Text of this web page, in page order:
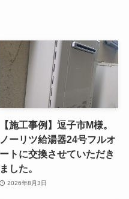
【施工事例】逗子市M様。
ノーリツ給湯器24号フルオ
ートに交換させていただき
ました。
2026年8月3日